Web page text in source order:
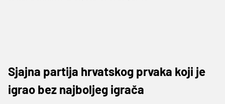
Sjajna partija hrvatskog prvaka koji je
igrao bez najboljeg igrača